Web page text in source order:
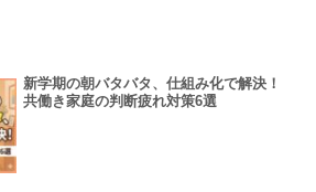
新学期の朝バタバタ、仕組み化で解決！
共働き家庭の判断疲れ対策6選